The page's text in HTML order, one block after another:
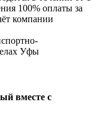
100% оплаты за
компании
Уфы
вместе с